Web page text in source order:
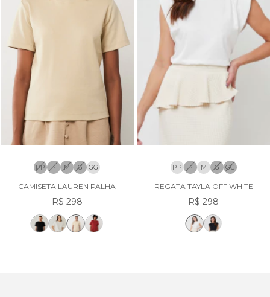
PP P M G GG
CAMISETA LAUREN PALHA
R$ 298
PP P M G GG
REGATA TAYLA OFF WHITE
R$ 298